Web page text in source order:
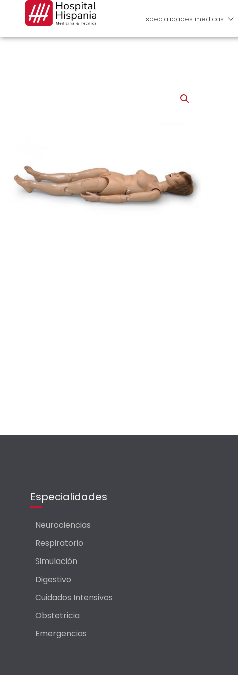
contenido
Especialidades médicas
Especialidades
Neurociencias
Respiratorio
Simulación
Digestivo
Cuidados Intensivos
Obstetricia
Emergencias